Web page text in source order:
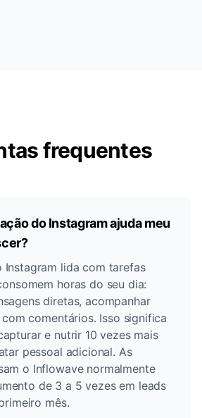
frequentes
do Instagram ajuda meu
Instagram lida com tarefas
horas do seu dia:
diretas, acompanhar
comentários. Isso significa
e nutrir 10 vezes mais
pessoal adicional. As
o Inflowave normalmente
de 3 a 5 vezes em leads
mês.